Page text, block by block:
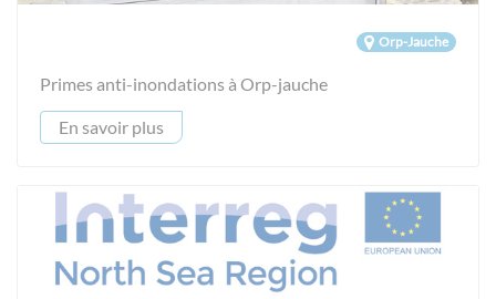
Orp-Jauche
Primes anti-inondations à Orp-jauche
En savoir plus